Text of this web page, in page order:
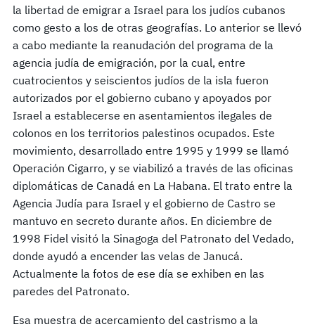
la libertad de emigrar a Israel para los judíos cubanos
como gesto a los de otras geografías. Lo anterior se llevó
a cabo mediante la reanudación del programa de la
agencia judía de emigración, por la cual, entre
cuatrocientos y seiscientos judíos de la isla fueron
autorizados por el gobierno cubano y apoyados por
Israel a establecerse en asentamientos ilegales de
colonos en los territorios palestinos ocupados. Este
movimiento, desarrollado entre 1995 y 1999 se llamó
Operación Cigarro, y se viabilizó a través de las oficinas
diplomáticas de Canadá en La Habana. El trato entre la
Agencia Judía para Israel y el gobierno de Castro se
mantuvo en secreto durante años. En diciembre de
1998 Fidel visitó la Sinagoga del Patronato del Vedado,
donde ayudó a encender las velas de Janucá.
Actualmente la fotos de ese día se exhiben en las
paredes del Patronato.
Esa muestra de acercamiento del castrismo a la